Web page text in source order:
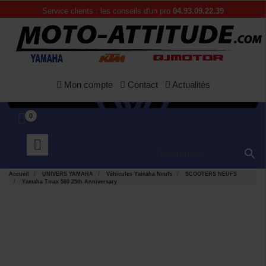
Service clients : les conseils d'un pro 04.93.09.22.39
Mon compte Contact Actualités
0

Accueil UNIVERS YAMAHA Véhicules Yamaha Neufs
SCOOTERS NEUFS
Yamaha Tmax 560 25th Anniversary